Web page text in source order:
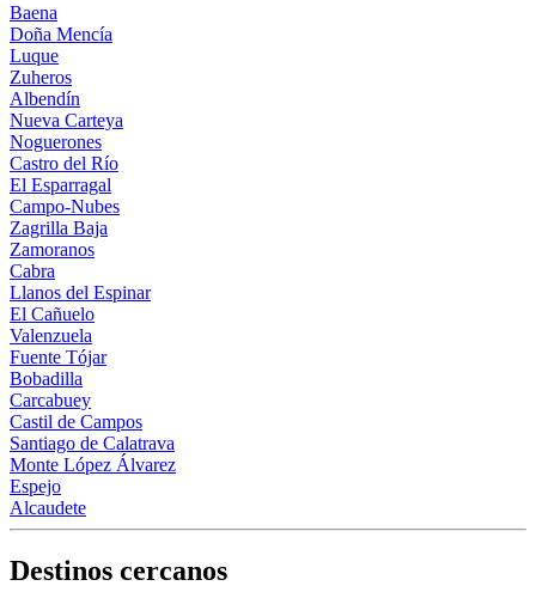
Baena
Doña Mencía
Luque
Zuheros
Albendín
Nueva Carteya
Noguerones
Castro del Río
El Esparragal
Campo-Nubes
Zagrilla Baja
Zamoranos
Cabra
Llanos del Espinar
El Cañuelo
Valenzuela
Fuente Tójar
Bobadilla
Carcabuey
Castil de Campos
Santiago de Calatrava
Monte López Álvarez
Espejo
Alcaudete
Destinos cercanos